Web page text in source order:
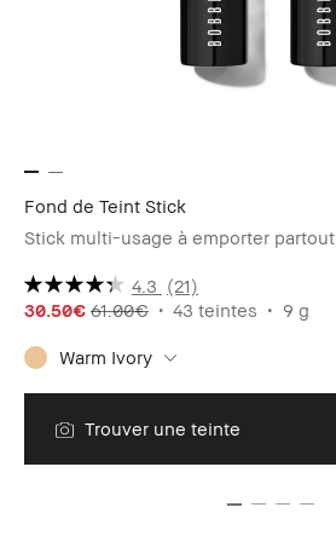
Fond de Teint Stick
Stick multi-usage à emporter partout.
4.3 (21)
30.50€ 61.00€ 43 teintes 9 g
Warm Ivory
Trouver une teinte